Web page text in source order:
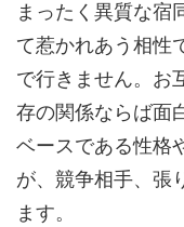
まったく異質な宿
て惹かれあう相性
で行きません。お
存の関係ならば面
ベースである性格
が、競争相手、張
ます。